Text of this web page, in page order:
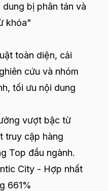
bị phân tán và
khóa"
toàn diện, cải
cứu và nhóm
tối ưu nội dung
vượt bậc từ
truy cập hàng
Top đầu ngành.
City - Hợp nhất
661%